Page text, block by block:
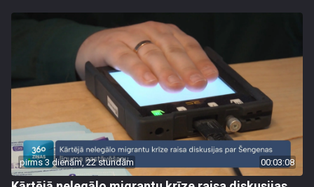
pirms 3 dienām, 22 stundām 00:03:08